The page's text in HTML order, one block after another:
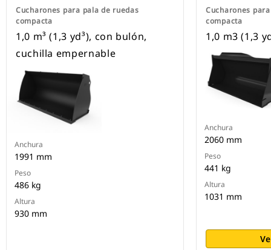
Cucharones para pala de ruedas
compacta
1,0 m³ (1,3 yd³), con bulón,
cuchilla empernable
Anchura
1991 mm
Peso
486 kg
Altura
930 mm
Cucharones
compacta
1,0 m3 (1,3
Anchura
2060 mm
Peso
441 kg
Altura
1031 mm